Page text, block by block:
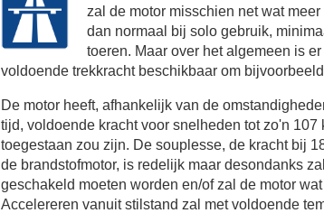
zal de motor misschien net wat
dan normaal bij solo gebruik,
toeren. Maar over het algemeen is
voldoende trekkracht beschikbaar om
De motor heeft, afhankelijk van de
tijd, voldoende kracht voor snelheden tot zo'n 107
toegestaan zou zijn. De souplesse, de kracht bij
de brandstofmotor, is redelijk maar desondanks
geschakeld moeten worden en/of zal de motor
Accelereren vanuit stilstand zal met voldoende